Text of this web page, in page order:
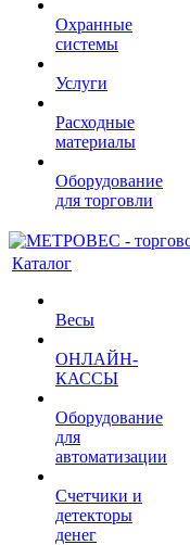
Охранные
системы
Услуги
Расходные
материалы
Оборудование
для торговли
Каталог
Весы
ОНЛАЙН-
КАССЫ
Оборудование
для
автоматизации
Счетчики и
детекторы
денег